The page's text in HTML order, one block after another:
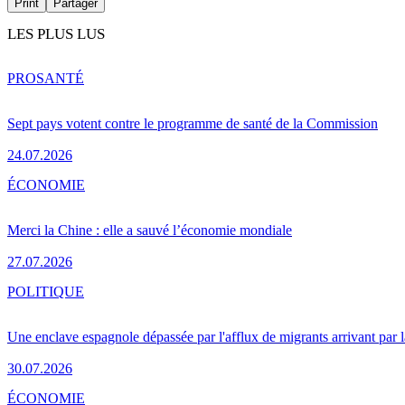
Print Partager
LES PLUS LUS
Sept pays votent contre le programme de santé de la Commission
24.07.2026
PROSANTÉ
Merci la Chine : elle a sauvé l’économie mondiale
27.07.2026
ÉCONOMIE
Une enclave espagnole dépassée par l'afflux de migrants arrivant par
30.07.2026
POLITIQUE
ÉCONOMIE